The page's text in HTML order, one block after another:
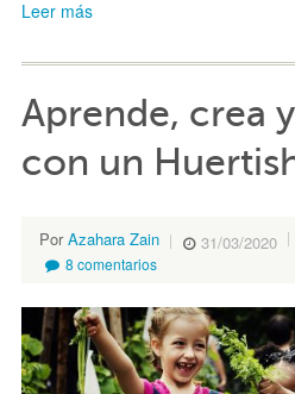
Leer más
Aprende, crea
con un
PorAzahara Zain 31/03/2020
8 comentarios